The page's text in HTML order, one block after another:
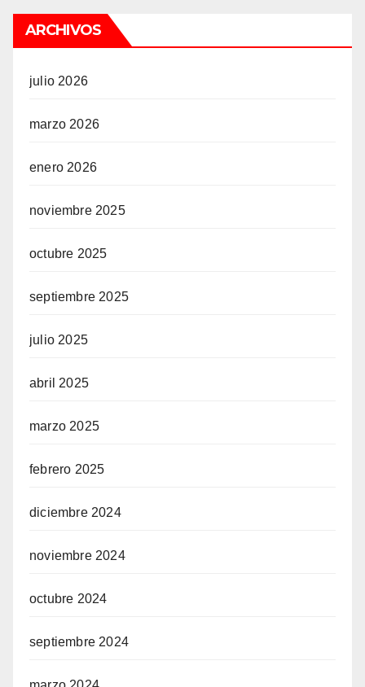
ARCHIVOS
julio 2026
marzo 2026
enero 2026
noviembre 2025
octubre 2025
septiembre 2025
julio 2025
abril 2025
marzo 2025
febrero 2025
diciembre 2024
noviembre 2024
octubre 2024
septiembre 2024